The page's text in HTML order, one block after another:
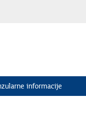
informacije